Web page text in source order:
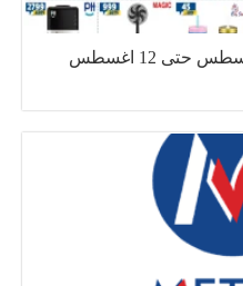
عروض سنتر شاهين اليوم 6 اغسطس حتى 12 اغسطس